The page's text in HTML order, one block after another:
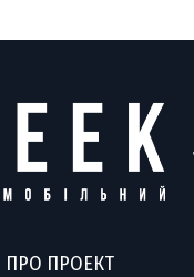
ПРО ПРОЕКТ